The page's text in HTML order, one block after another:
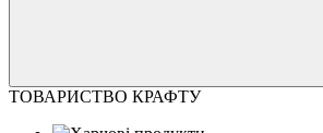
ТОВАРИСТВО КРАФТУ